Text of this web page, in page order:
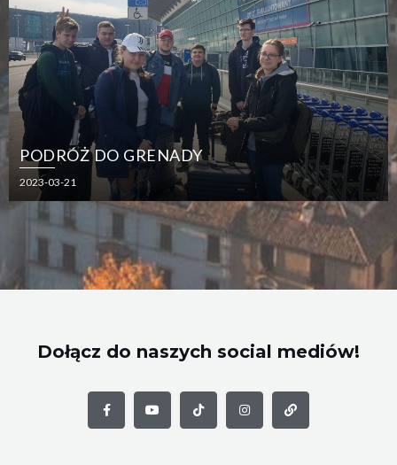
PODRÓŻ DO GRENADY
2023-03-21
Dołącz do naszych social mediów!